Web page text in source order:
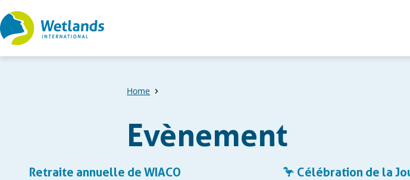
Straight
to
Home
Evènement
Liste
Retraite annuelle de WIACO
🦩 Célébration de la